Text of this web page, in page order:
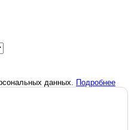
данных. Подробнее